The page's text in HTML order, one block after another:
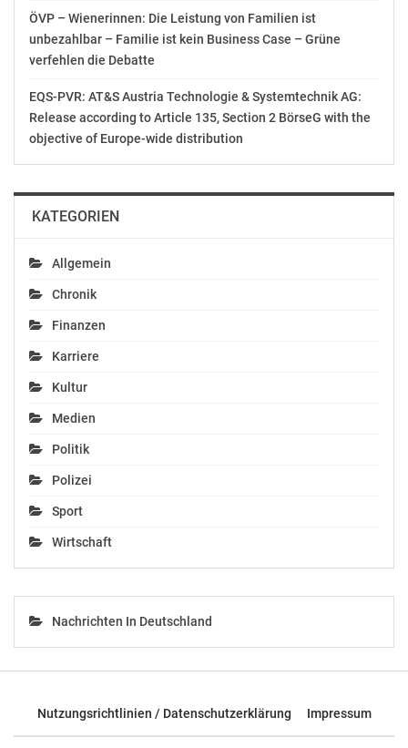
der jeweilige Aussender
Gefällt mir:
Ähnliche Beiträge
Pyhrnautobahn bleibt
zumindest bis Montag
gesperrt
In "Chronik"
ASFINAG:
Verkehrsfreigabe der A
9 Pyhrnautobahn
Juni 13, 2024
In "Chronik"
ÖVP – Wienerinnen: Die Leistung von Familien ist
unbezahlbar – Familie ist kein Business Case – Grüne
verfehlen die Debatte
EQS-PVR: AT&S Austria Technologie & Systemtechnik AG:
Release according to Article 135, Section 2 BörseG with the
objective of Europe-wide distribution
KATEGORIEN
Allgemein
Chronik
Finanzen
Karriere
Kultur
Medien
Politik
Polizei
Sport
Wirtschaft
Nachrichten In Deutschland
Nutzungsrichtlinien / Datenschutzerklärung Impressum